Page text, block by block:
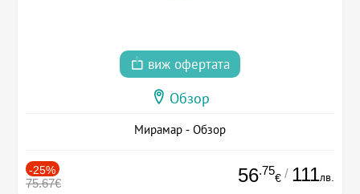
виж офертата
Обзор
Мирамар - Обзор
-25%
75.67€ 56.75
€ / 111лв.